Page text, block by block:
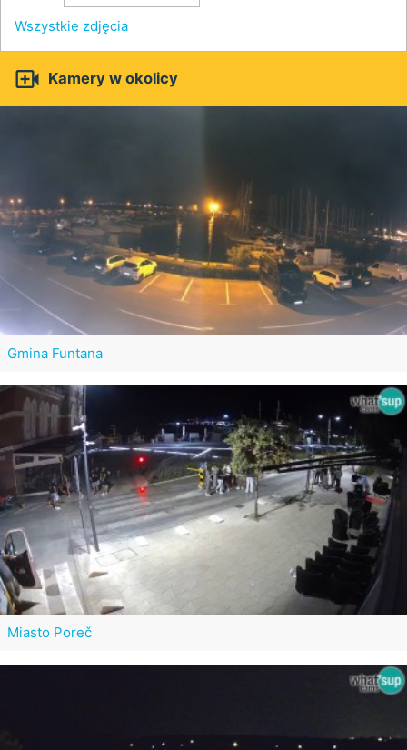
Wszystkie zdjęcia
 Kamery w okolicy
Gmina Funtana
Miasto Poreč